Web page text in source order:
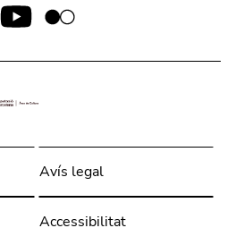
Avís legal
Accessibilitat